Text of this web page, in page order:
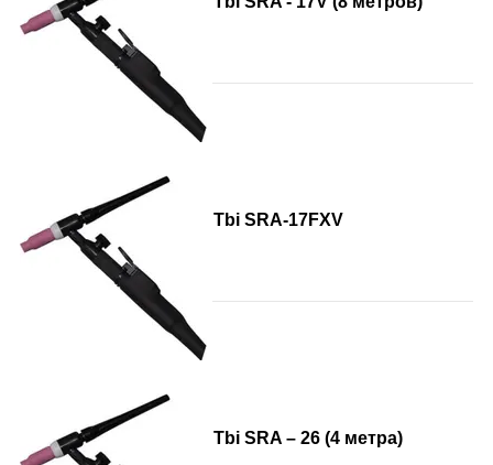
Tbi SRA-17FXV
Tbi SRA – 26 (4 метра)